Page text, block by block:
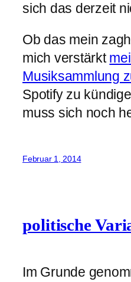
sich das derzeit
Ob das mein
mich verstärkt
Musiksammlung
Spotify zu
muss sich noch
Februar 1, 2014
politische
Im Grunde